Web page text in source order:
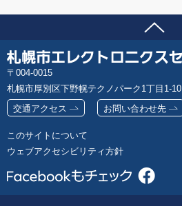
ページの先頭へ
問い合わせ先
郵
便
番
号
004-0015
札幌市厚別区下野幌テクノパーク1丁目1-10
交通アクセス
お問い合わせ先
このサイトについて
ウェブアクセシビリティ方針